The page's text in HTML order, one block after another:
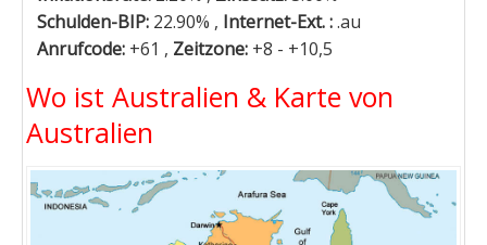
Schulden-BIP: 22.90% , Internet-Ext. :.au
Anrufcode: +61 , Zeitzone: +8 - +10,5
Wo ist Australien & Karte von
Australien